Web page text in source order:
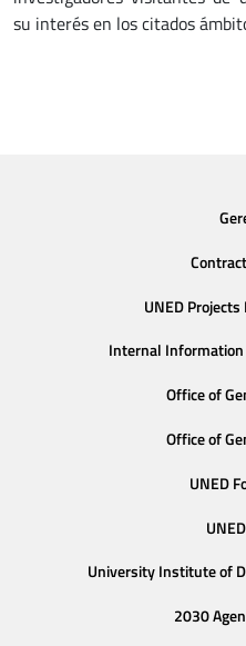
su interés en los citados
UNED
Internal
Office of
Office of
UNED
University Institute of
2030